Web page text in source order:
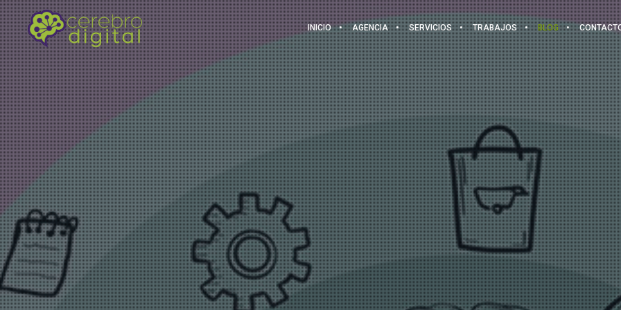
INICIO AGENCIA SERVICIOS TRABAJOS BLOG